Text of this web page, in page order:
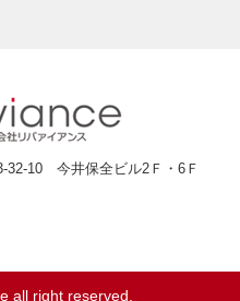
32-10 今井保全ビル2Ｆ・6Ｆ
all right reserved.